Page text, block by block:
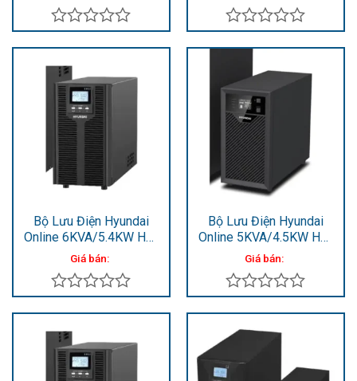
xếp
hạng
0
5
sao
xếp
0
5
sao
Bộ Lưu Điện Hyundai
Online 6KVA/5.4KW HD-
6KS
xếp
hạng
0
5
Giá bán:
Bộ Lưu Điện Hyundai
Online 5KVA/4.5KW HD-
5KT9
xếp
hạng
5
Giá bán: